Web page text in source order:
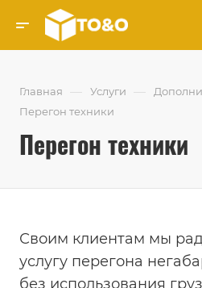
Главная — Услуги —
Перегон техники
Перегон техники
Своим клиентам мы
услугу перегона
без использования